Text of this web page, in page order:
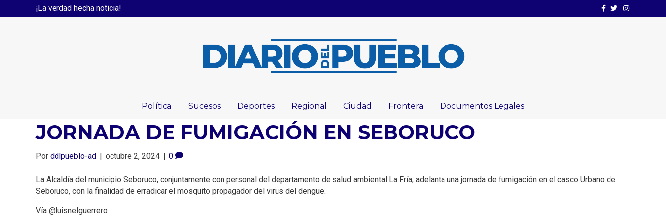
¡La verdad hecha noticia! Facebook
TwitterInstagram
Política Sucesos Deportes Regional Ciudad Frontera Documentos Legales
JORNADA DE FUMIGACIÓN EN SEBORUCO
Por ddlpueblo-ad octubre 2, 2024 0
La Alcaldía del municipio Seboruco, conjuntamente con personal del departamento de salud ambiental La Fría, adelanta una jornada de fumigación en el casco Urbano de
Seboruco, con la finalidad de erradicar el mosquito propagador del virus del dengue.
Vía @luisnelguerrero